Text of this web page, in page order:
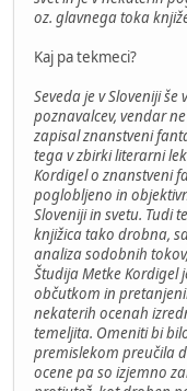
oz. glavnega toka
Kaj pa tekmeci?
Seveda je v Sloveniji
poznavalcev, vendar
zapisal znanstveni
tega v zbirki literarni
Kordigel o znanstveni
poglobljeno in
Sloveniji in svetu. Tudi
knjižica tako drobna,
analiza sodobnih
Študija Metke Kordigel
občutkom in
nekaterih ocenah
temeljita. Omeniti bi
premislekom preučila
ocene pa so izjemno